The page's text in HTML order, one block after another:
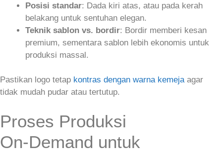
Posisi standar: Dada kiri atas, atau pada kerah
belakang untuk sentuhan elegan.
Teknik sablon vs. bordir: Bordir memberi kesan
premium, sementara sablon lebih ekonomis untuk
produksi massal.
Pastikan logo tetap kontras dengan warna kemejaagar
tidak mudah pudar atau tertutup.
Proses Produksi
On‑Demand untuk